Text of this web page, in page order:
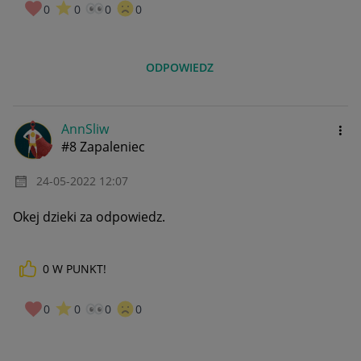
0 0 0 0
ODPOWIEDZ
AnnSliw
#8 Zapaleniec
‎24-05-2022 12:07
Okej dzieki za odpowiedz.
0 W PUNKT!
0 0 0 0